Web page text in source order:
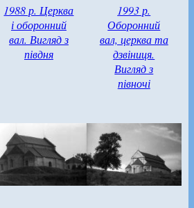
1988 р. Церква
і оборонний
вал. Вигляд з
півдня
1993 р.
Оборонний
вал, церква та
дзвіниця.
Вигляд з
півночі